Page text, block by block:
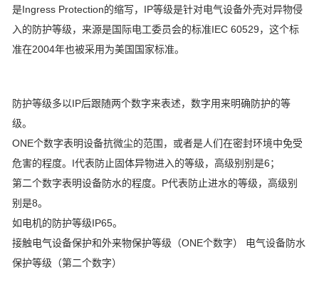
是Ingress Protection的缩写，IP等级是针对电气设备外壳对异物侵
入的防护等级，来源是国际电工委员会的标准IEC 60529，这个标
准在2004年也被采用为美国国家标准。
防护等级多以IP后跟随两个数字来表述，数字用来明确防护的等
级。
ONE个数字表明设备抗微尘的范围，或者是人们在密封环境中免受
危害的程度。I代表防止固体异物进入的等级，高级别别是6；
第二个数字表明设备防水的程度。P代表防止进水的等级，高级别
别是8。
如电机的防护等级IP65。
接触电气设备保护和外来物保护等级（ONE个数字） 电气设备防水
保护等级（第二个数字）